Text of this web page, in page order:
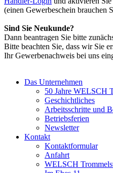
(einen Gewerbeschein brauchen
Sind Sie Neukunde?
Dann beantragen Sie bitte
Bitte beachten Sie, dass wir Sie
Ihr Gewerbenachweis bei uns
Das Unternehmen
50 Jahre WELSCH
Geschichtliches
Arbeitsschritte und
Betriebsferien
Newsletter
Kontakt
Kontaktformular
Anfahrt
WELSCH